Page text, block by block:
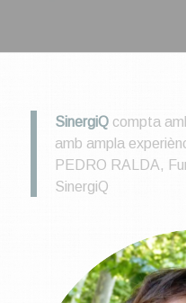
SinergiQcompta
amb ampla
PEDRO RALDA,
SinergiQ